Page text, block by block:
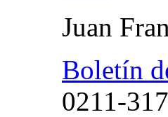
Juan
Boletín
0211-